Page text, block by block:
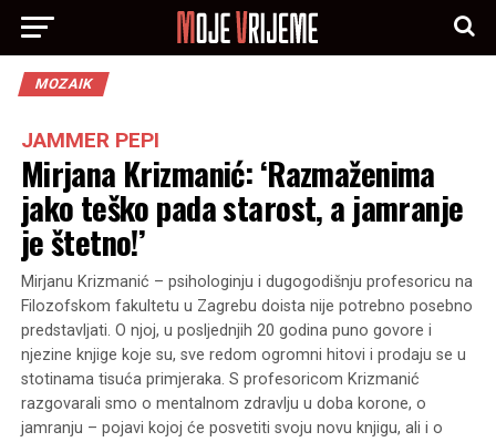
MOZAIK
JAMMER PEPI
Mirjana Krizmanić: ‘Razmaženima
jako teško pada starost, a jamranje
je štetno!’
Mirjanu Krizmanić – psihologinju i dugogodišnju profesoricu na
Filozofskom fakultetu u Zagrebu doista nije potrebno posebno
predstavljati. O njoj, u posljednjih 20 godina puno govore i
njezine knjige koje su, sve redom ogromni hitovi i prodaju se u
stotinama tisuća primjeraka. S profesoricom Krizmanić
razgovarali smo o mentalnom zdravlju u doba korone, o
jamranju – pojavi kojoj će posvetiti svoju novu knjigu, ali i o